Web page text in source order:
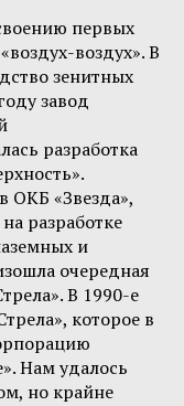
первых
воздух». В
зенитных
завод
разработка
ОКБ «Звезда»,
разработке
и
очередная
В 1990-е
которое в
Нам удалось
но крайне